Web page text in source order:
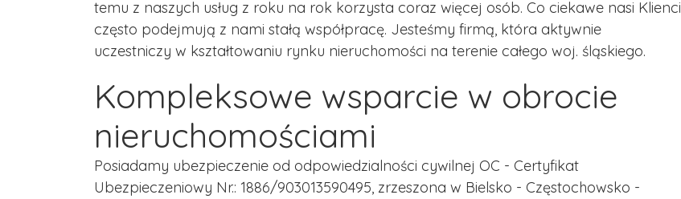
temu z naszych usług z roku na rok korzysta coraz więcej osób. Co ciekawe nasi Klienci
często podejmują z nami stałą współpracę. Jesteśmy firmą, która aktywnie
uczestniczy w kształtowaniu rynku nieruchomości na terenie całego woj. śląskiego.
Kompleksowe wsparcie w obrocie
nieruchomościami
Posiadamy ubezpieczenie od odpowiedzialności cywilnej OC - Certyfikat
Ubezpieczeniowy Nr.: 1886/903013590495, zrzeszona w Bielsko - Częstochowsko -